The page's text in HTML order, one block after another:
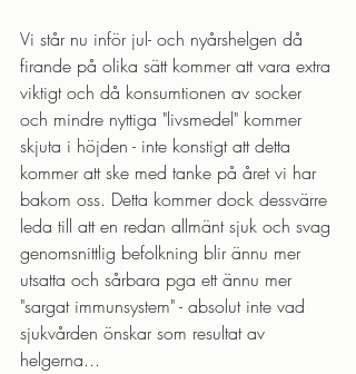
Vi står nu inför jul- och nyårshelgen då
firande på olika sätt kommer att vara extra
viktigt och då konsumtionen av socker
och mindre nyttiga "livsmedel" kommer
skjuta i höjden - inte konstigt att detta
kommer att ske med tanke på året vi har
bakom oss. Detta kommer dock dessvärre
leda till att en redan allmänt sjuk och svag
genomsnittlig befolkning blir ännu mer
utsatta och sårbara pga ett ännu mer
"sargat immunsystem" - absolut inte vad
sjukvården önskar som resultat av
helgerna...